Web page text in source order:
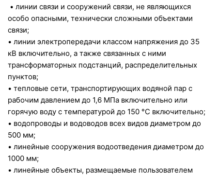
• линии связи и сооружений связи, не являющихся
особо опасными, технически сложными объектами
связи;
• линии электропередачи классом напряжения до 35
кВ включительно, а также связанных с ними
трансформаторных подстанций, распределительных
пунктов;
• тепловые сети, транспортирующих водяной пар с
рабочим давлением до 1,6 МПа включительно или
горячую воду с температурой до 150 °C включительно;
• водопроводы и водоводов всех видов диаметром до
500 мм;
• линейные сооружения водоотведения диаметром до
1000 мм;
• линейные объекты, размещаемые пользователем